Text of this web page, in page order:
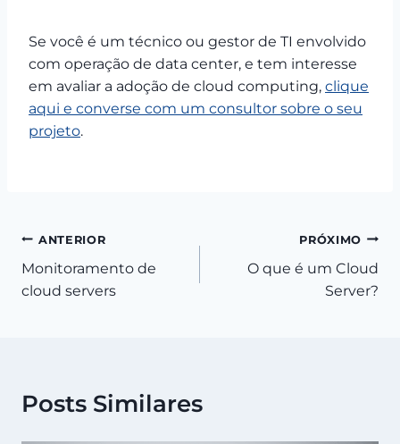
Se você é um técnico ou gestor de TI envolvido
com operação de data center, e tem interesse
em avaliar a adoção de cloud computing, clique
aqui e converse com um consultor sobre o seu
projeto.
Navegação
de
ANTERIOR
Monitoramento de
cloud servers
PRÓXIMO
O que é um Cloud
Server?
Posts Similares